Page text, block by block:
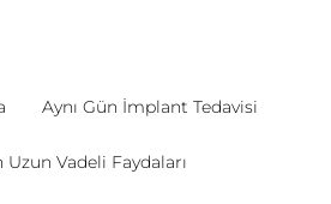
Aynı Gün İmplant Tedavisi
Vadeli Faydaları